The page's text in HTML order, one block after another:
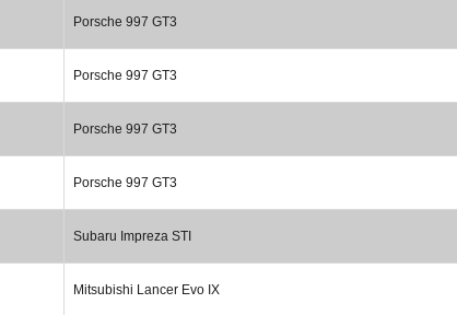
Porsche 997 GT3
Porsche 997 GT3
Porsche 997 GT3
Porsche 997 GT3
Subaru Impreza STI
Mitsubishi Lancer Evo IX